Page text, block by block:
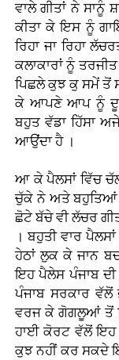
ਵਾਲੇ ਗੀਤਾਂ ਨੇ
ਕੀਤਾ ਕੇ ਇਸ ਨੂੰ
ਰਿਹਾ ਜਾ ਰਿਹਾ
ਕਲਾਕਾਰਾਂ ਨੂੰ
ਪਿਛਲੇ ਕੁਝ ਕੁ ਸਮੇਂ ਤੋਂ
ਕੇ ਆਪਣੇ ਆਪ ਨੂੰ ਦੂਰ
ਬਹੁਤ ਵੱਡਾ ਹਿੱਸਾ
ਆਉਂਦਾ ਹੈ ।
ਪਿਛਲੇ ਸਮੇਂ
ਆ ਕੇ ਪੈਲਸਾਂ ਵਿੱਚ
ਚੁੱਕੇ ਨੇ ਅਤੇ
ਛੋਟੇ ਬੱਚੇ ਵੀ ਲੱਚਰ
। ਬਹੁਤੀ ਵਾਰ
ਹੇਠਾਂ ਲੁਕ ਕੇ ਜਾਨ
ਇਹ ਪੈਲੇਸ ਪੰਜਾਬ ਦੀ
ਪੰਜਾਬ ਸਰਕਾਰ ਵੱਲੋਂ
ਵਰਜ ਕੇ ਗੋਗਲੂਆਂ ਤੋਂ
ਹਾਈ ਕੋਰਟ ਵੱਲੋਂ ਇਹ
ਕੁਝ ਨਹੀਂ ਕਰ ਸਕਦੇ